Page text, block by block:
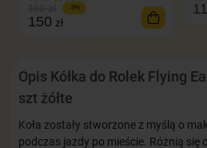
-6%
150 zł
Opis Kółka do Rolek Flying
szt żółte
Koła zostały stworzone z myślą o
podczas jazdy po mieście. Różnią się